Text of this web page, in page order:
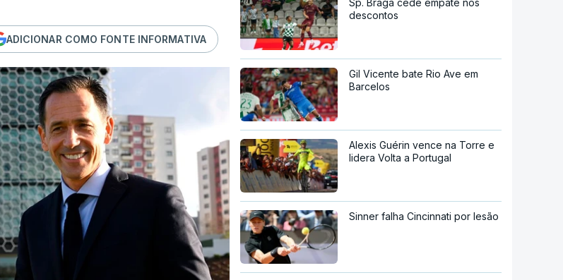
ADICIONAR COMO FONTE INFORMATIVA
Sp. Braga cede empate nos
descontos
Gil Vicente bate Rio Ave em
Barcelos
Alexis Guérin vence na Torre e
lidera Volta a Portugal
Sinner falha Cincinnati por lesão